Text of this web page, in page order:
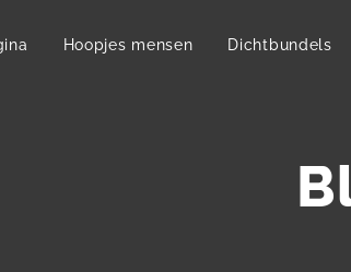
Hoopjes mensen Dichtbundels